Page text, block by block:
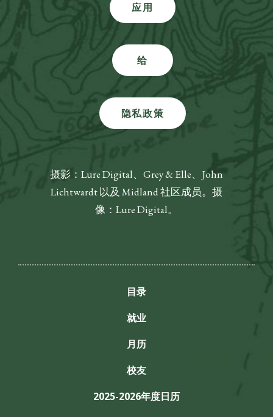
应用
给
隐私政策
摄影：Lure Digital、Grey & Elle、John
Lichtwardt 以及 Midland 社区成员。摄
像：Lure Digital。
目录
就业
月历
校友
2025-2026年度日历